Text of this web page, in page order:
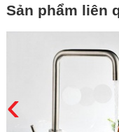
Sản phẩm liên
‹